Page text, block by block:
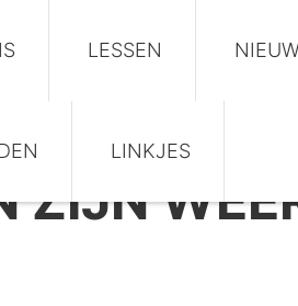
LESSEN
LINKJES
ZIJN